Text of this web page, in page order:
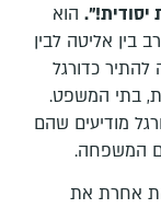
יסודית!". הוא
בין אליטה לבין
כדורגל
בתי המשפט.
250 שחקני כדורגל מודיעים שהם
המשפחה.
אחרת את